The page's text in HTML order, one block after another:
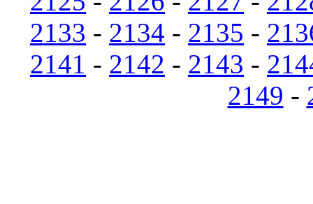
2133 - 2134 - 2135 -
2141 - 2142 - 2143 -
2149 -